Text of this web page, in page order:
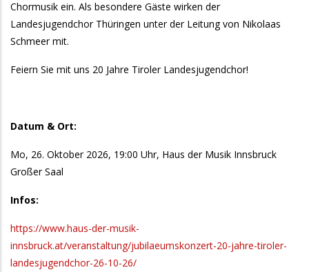
Chormusik ein. Als besondere Gäste wirken der
Landesjugendchor Thüringen unter der Leitung von Nikolaas
Schmeer mit.
Feiern Sie mit uns 20 Jahre Tiroler Landesjugendchor!
Datum & Ort:
Mo, 26. Oktober 2026, 19:00 Uhr, Haus der Musik Innsbruck
Großer Saal
Infos:
https://www.haus-der-musik-
innsbruck.at/veranstaltung/jubilaeumskonzert-20-jahre-tiroler-
landesjugendchor-26-10-26/